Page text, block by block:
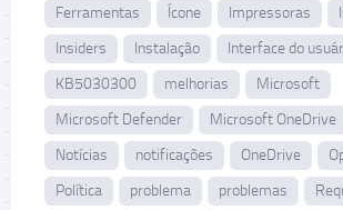
Ferramentas
Ícone Impressoras
Insiders
Instalação
Interface do
KB5030300
melhorias
Microsoft
Microsoft Defender
Microsoft OneDrive
Notícias
notificações OneDrive
Política
problema problemas